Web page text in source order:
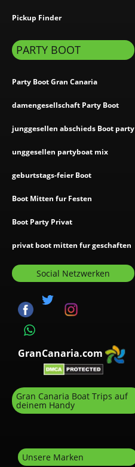
Pickup Finder
PARTY BOOT
Party Boot Gran Canaria
damengesellschaft Party Boot
junggesellen abschieds Boot party
unggesellen partyboat mix
geburtstags-feier Boot
Boot Mitten fur Festen
Boot Party Privat
privat boot mitten fur geschaften
Social Netzwerken
GranCanaria.com
Gran Canaria Boat Trips auf
deinem Handy
Unsere Marken